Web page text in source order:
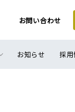
お問い合わせ
お知らせ 採